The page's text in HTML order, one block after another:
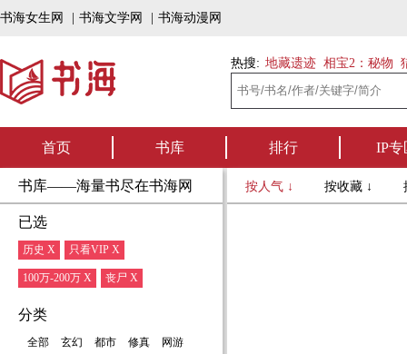
书海女生网 书海文学网 书海动漫网
热搜: 地藏遗迹 相宝2：秘物
首页 书库 排行 IP专
书库——海量书尽在书海网
已选
历史 X 只看VIP X
100万-200万 X 丧尸 X
分类
全部 玄幻 都市 修真 网游
按人气 ↓ 按收藏 ↓